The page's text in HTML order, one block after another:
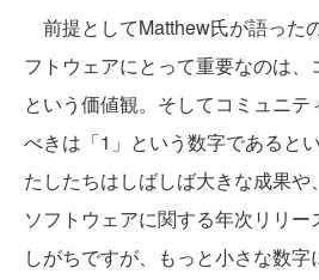
前提としてMatthew氏が語った
フトウェアにとって重要なのは、
という価値観。そしてコミュニ
べきは「1」という数字であると
たしたちはしばしば大きな成果
ソフトウェアに関する年次リリ
しがちですが、もっと小さな数字